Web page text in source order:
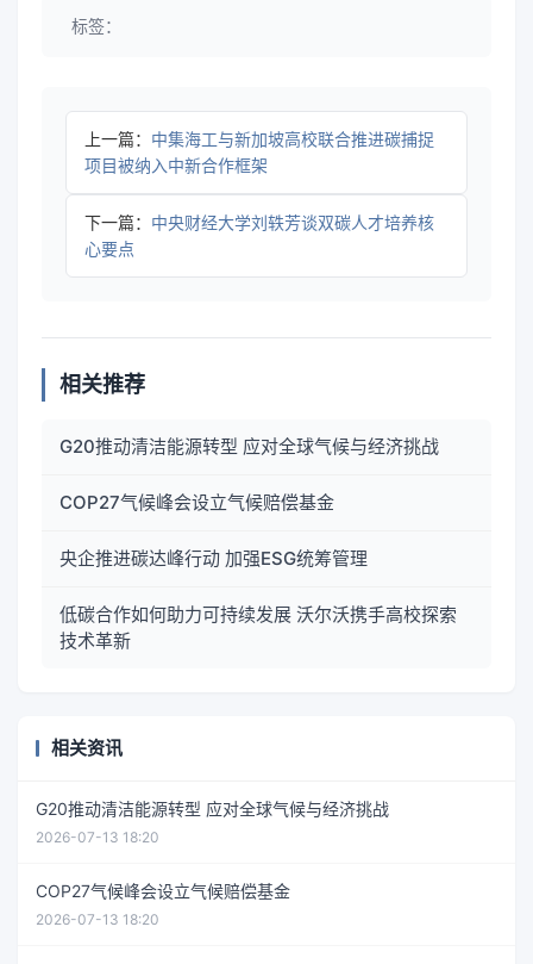
标签：
上一篇： 中集海工与新加坡高校联合推进碳捕捉
项目被纳入中新合作框架
下一篇： 中央财经大学刘轶芳谈双碳人才培养核
心要点
相关推荐
G20推动清洁能源转型 应对全球气候与经济挑战
COP27气候峰会设立气候赔偿基金
央企推进碳达峰行动 加强ESG统筹管理
低碳合作如何助力可持续发展 沃尔沃携手高校探索
技术革新
相关资讯
G20推动清洁能源转型 应对全球气候与经济挑战
2026-07-13 18:20
COP27气候峰会设立气候赔偿基金
2026-07-13 18:20